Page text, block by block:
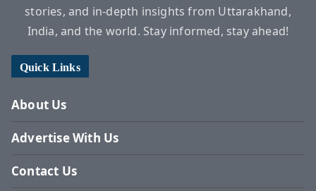
stories, and in-depth insights from Uttarakhand,
India, and the world. Stay informed, stay ahead!
Quick Links
About Us
Advertise With Us
Contact Us